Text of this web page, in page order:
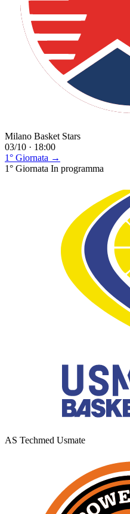
Milano Basket Stars
03/10 · 18:00
1° Giornata →
1° Giornata In programma
AS Techmed Usmate